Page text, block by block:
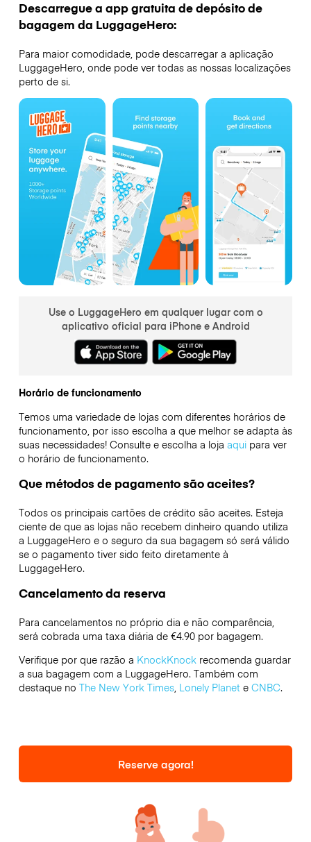
Descarregue a app gratuita de depósito de
bagagem da LuggageHero:
Para maior comodidade, pode descarregar a aplicação
LuggageHero, onde pode ver todas as nossas localizações
perto de si.
Use o LuggageHero em qualquer lugar com o
aplicativo oficial para iPhone e Android
Horário de funcionamento
Temos uma variedade de lojas com diferentes horários de
funcionamento, por isso escolha a que melhor se adapta às
suas necessidades! Consulte e escolha a loja aquipara ver
o horário de funcionamento.
Que métodos de pagamento são aceites?
Todos os principais cartões de crédito são aceites. Esteja
ciente de que as lojas não recebem dinheiro quando utiliza
a LuggageHero e o seguro da sua bagagem só será válido
se o pagamento tiver sido feito diretamente à
LuggageHero.
Cancelamento da reserva
Para cancelamentos no próprio dia e não comparência,
será cobrada uma taxa diária de €4.90 por bagagem.
Verifique por que razão a KnockKnockrecomenda guardar
a sua bagagem com a LuggageHero. Também com
destaque no The New York Times, Lonely Planete CNBC.
Reserve agora!